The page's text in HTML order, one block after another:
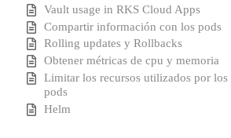
Vault usage in RKS Cloud Apps
Compartir información con los pods
Rolling updates y Rollbacks
Obtener métricas de cpu y memoria
Limitar los recursos utilizados por los
pods
Helm